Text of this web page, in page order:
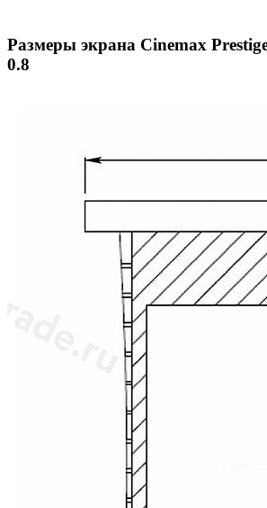
Размеры экрана Cinemax
0.8